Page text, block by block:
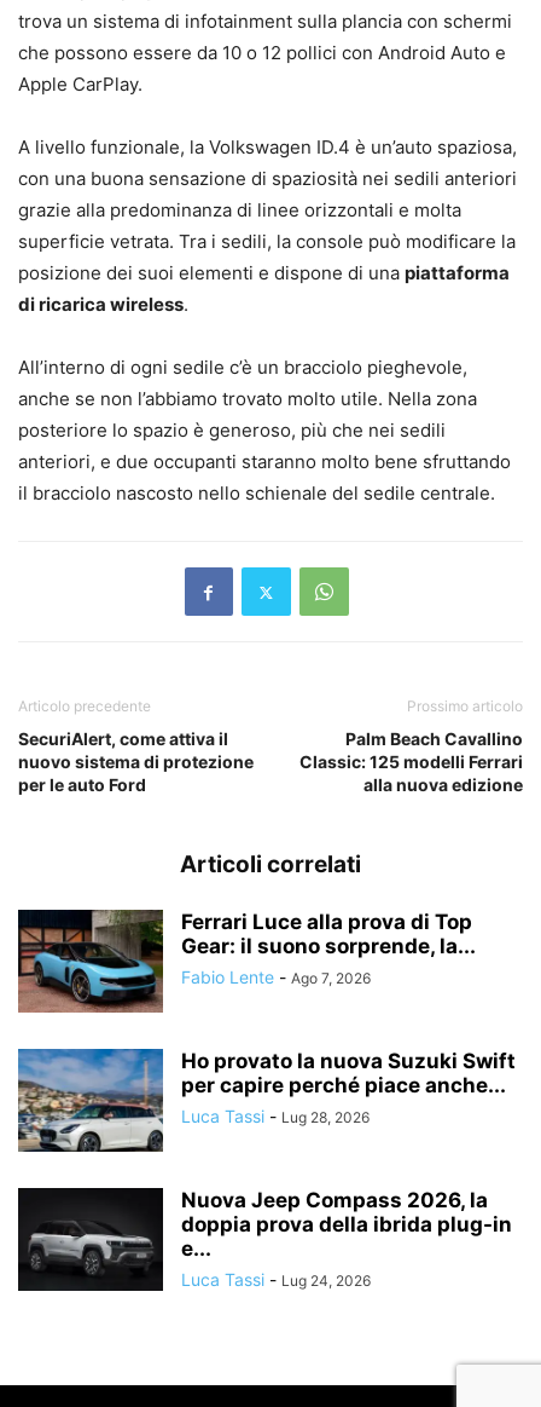
trova un sistema di infotainment sulla plancia con schermi
che possono essere da 10 o 12 pollici con Android Auto e
Apple CarPlay.
A livello funzionale, la Volkswagen ID.4 è un’auto spaziosa,
con una buona sensazione di spaziosità nei sedili anteriori
grazie alla predominanza di linee orizzontali e molta
superficie vetrata. Tra i sedili, la console può modificare la
posizione dei suoi elementi e dispone di una piattaforma
di ricarica wireless.
All’interno di ogni sedile c’è un bracciolo pieghevole,
anche se non l’abbiamo trovato molto utile. Nella zona
posteriore lo spazio è generoso, più che nei sedili
anteriori, e due occupanti staranno molto bene sfruttando
il bracciolo nascosto nello schienale del sedile centrale.
Articolo precedente
SecuriAlert, come attiva il
nuovo sistema di protezione
per le auto Ford
Prossimo articolo
Palm Beach Cavallino
Classic: 125 modelli Ferrari
alla nuova edizione
Articoli correlati
Ferrari Luce alla prova di Top
Gear: il suono sorprende, la...
Fabio Lente - Ago 7, 2026
Ho provato la nuova Suzuki Swift
per capire perché piace anche...
Luca Tassi - Lug 28, 2026
Nuova Jeep Compass 2026, la
doppia prova della ibrida plug-in
e...
Luca Tassi - Lug 24, 2026